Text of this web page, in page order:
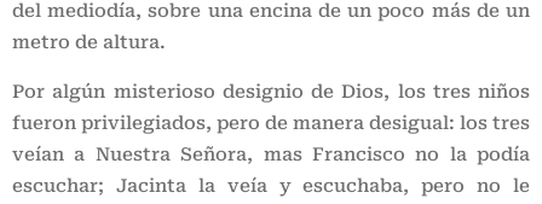
del mediodía, sobre una encina de un poco más de un
metro de altura.
Por algún misterioso designio de Dios, los tres niños
fueron privilegiados, pero de manera desigual: los tres
veían a Nuestra Señora, mas Francisco no la podía
escuchar; Jacinta la veía y escuchaba, pero no le